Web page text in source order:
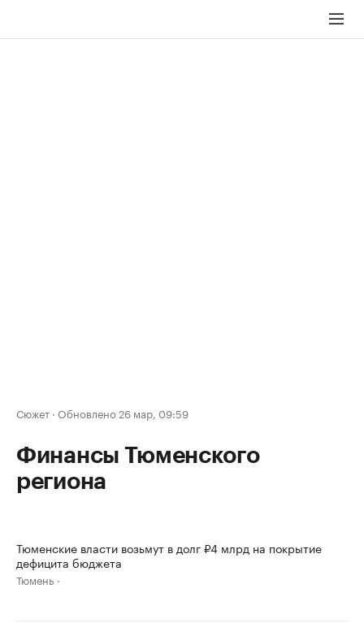
Сюжет · Обновлено 26 мар, 09:59
Финансы Тюменского
региона
Тюменские власти возьмут в долг ₽4 млрд на покрытие
дефицита бюджета
Тюмень